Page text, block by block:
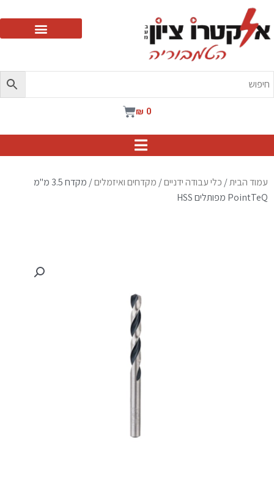
₪ 0
עגלת
עמוד הבית/ כלי עבודה ידניים/ מקדחים ואיזמלים
/ מקדח 3.5 מ"מ
PointTeQ מפותלים HSS